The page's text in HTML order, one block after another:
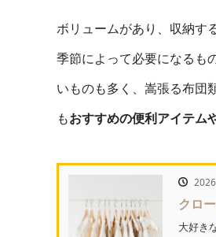
ボリュームがあり、収納す
季節によって必要になるも
いものも多く、嵩張る布団
もおすすめの便利アイテム
クロ
大好き